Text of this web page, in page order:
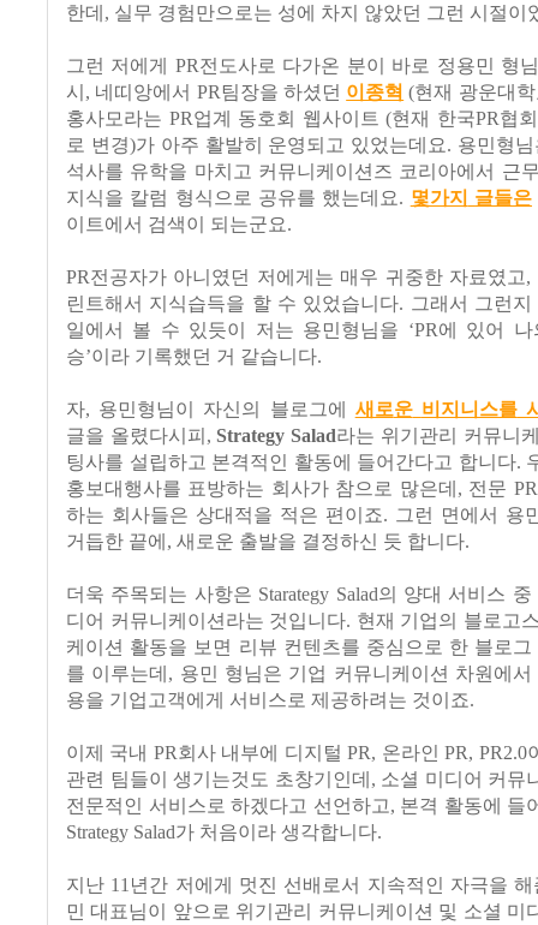
한데 , 실무 경험만으로는 성에 차지 않았던 그런 시절이
그런 저에게 PR전도사로 다가온 분이 바로 정용민 형
시 , 네띠앙에서 PR팀장을 하셨던 이종혁 (현재 광운대
홍사모라는 PR업계 동호회 웹사이트(현재 한국PR협
로 변경)가 아주 활발히 운영되고 있었는데요. 용민형
석사를 유학을 마치고 커뮤니케이션즈 코리아에서 근
지식을 칼럼 형식으로 공유를 했는데요. 몇가지
글들은
이트에서 검색이 되는군요.
PR전공자가 아니였던 저에게는 매우 귀중한 자료였고,
린트해서 지식습득을 할 수 있었습니다. 그래서 그런
일에서 볼 수 있듯이 저는 용민형님을 ‘PR에 있어
승’이라 기록했던 거 같습니다.
자, 용민형님이 자신의 블로그에 새로운 비지니스를
글을 올렸다시피 , Strategy Salad라는 위기관리 커뮤니
팅사를 설립하고 본격적인 활동에 들어간다고 합니다.
홍보대행사를 표방하는 회사가 참으로 많은데 , 전문
하는 회사들은 상대적을 적은 편이죠. 그런 면에서 용
거듭한 끝에 , 새로운 출발을 결정하신 듯 합니다.
더욱 주목되는 사항은 Starategy Salad의 양대 서비스
디어 커뮤니케이션라는 것입니다. 현재 기업의 블로고
케이션 활동을 보면 리뷰 컨텐츠를 중심으로 한 블로
를 이루는데 , 용민 형님은 기업 커뮤니케이션 차원에
용을 기업고객에게 서비스로 제공하려는 것이죠.
이제 국내 PR회사 내부에 디지털 PR, 온라인 PR, PR2.0
관련 팀들이 생기는것도 초창기인데 , 소셜 미디어 커뮤
전문적인 서비스로 하겠다고 선언하고, 본격 활동에 들
Strategy Salad가 처음이라 생각합니다.
지난 11년간 저에게 멋진 선배로서 지속적인 자극을
민 대표님이 앞으로 위기관리 커뮤니케이션 및 소셜 미